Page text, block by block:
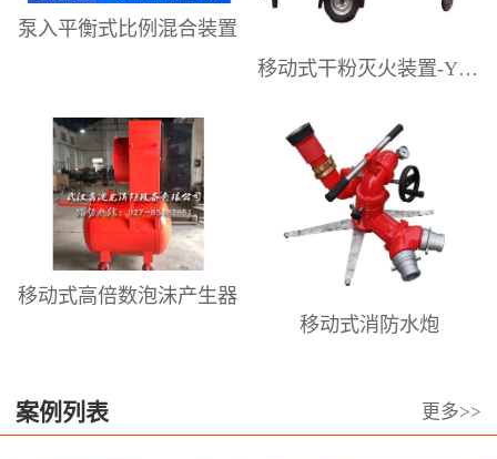
造商之一。澳龙公司主要生产销售：
沫比例混合装置、移动式泡沫灭火装
置（泡沫手推车）、移动式泡沫炮、
消防水炮、消防泡沫炮、泡沫-水两用
炮、移动式泡沫自摆炮、电动遥控
炮、隧道泡沫消火栓箱、室内外消防
栓、消防炮塔、泡沫降落槽，中、低
倍泡沫枪、泡沫喷头，高、中、低倍
数泡沫发生器、高.中.低倍数消防泡沫
设备和泡沫设计的高科技前沿阵地，
专业从事于居民、企业、政府机关、
泵入平衡式比例混合装置
移动式干粉灭火装置-YGFZ系列
移动式高倍数泡沫产生器
移动式消防水炮
案例列表 更多>>